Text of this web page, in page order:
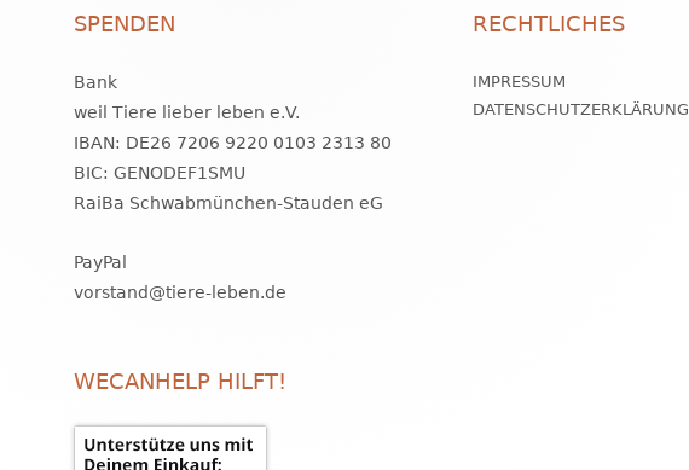
SPENDEN
Bank
weil Tiere lieber leben e.V.
IBAN: DE26 7206 9220 0103 2313 80
BIC: GENODEF1SMU
RaiBa Schwabmünchen-Stauden eG
PayPal
vorstand@tiere-leben.de
WECANHELP HILFT!
RECHTLICHES
IMPRESSUM
DATENSCHUTZERKLÄRUNG